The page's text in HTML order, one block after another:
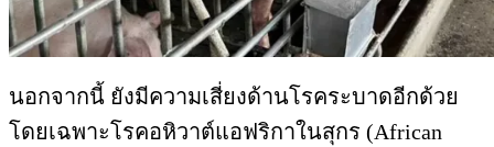
นอกจากนี้ ยังมีความเสี่ยงด้านโรคระบาดอีกด้วย
โดยเฉพาะโรคอหิวาต์แอฟริกาในสุกร (African